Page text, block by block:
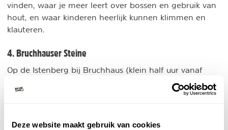
Deze website maakt gebruik van cookies
vinden, waar je meer leert over bossen en gebruik van
hout, en waar kinderen heerlijk kunnen klimmen en
klauteren.
4. Bruchhauser Steine
Op de Istenberg bij Bruchhaus (klein half uur vanaf
Bruchhauser
Steine
; de Feldstein, Goldstein, Ravenstein en